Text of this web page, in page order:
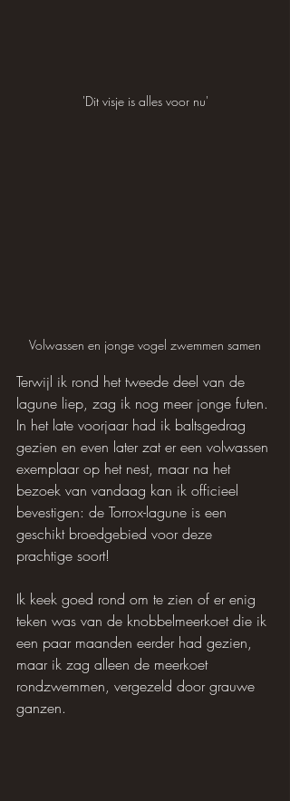
'Dit visje is alles voor nu'
Volwassen en jonge vogel zwemmen samen
Terwijl ik rond het tweede deel van de
lagune liep, zag ik nog meer jonge futen.
In het late voorjaar had ik baltsgedrag
gezien en even later zat er een volwassen
exemplaar op het nest, maar na het
bezoek van vandaag kan ik officieel
bevestigen: de Torrox-lagune is een
geschikt broedgebied voor deze
prachtige soort!
Ik keek goed rond om te zien of er enig
teken was van de knobbelmeerkoet die ik
een paar maanden eerder had gezien,
maar ik zag alleen de meerkoet
rondzwemmen, vergezeld door grauwe
ganzen.